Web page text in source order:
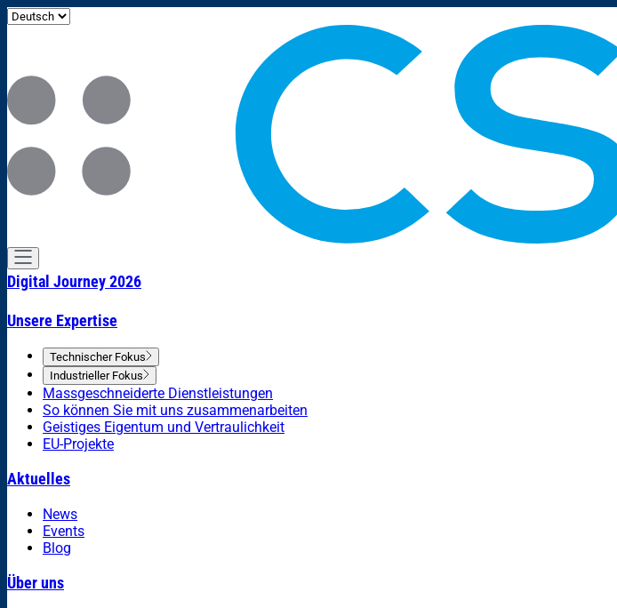
Digital Journey 2026
Unsere Expertise
Technischer Fokus
Industrieller Fokus
Massgeschneiderte Dienstleistungen
So können Sie mit uns zusammenarbeiten
Geistiges Eigentum und Vertraulichkeit
EU-Projekte
Aktuelles
News
Events
Blog
Über uns